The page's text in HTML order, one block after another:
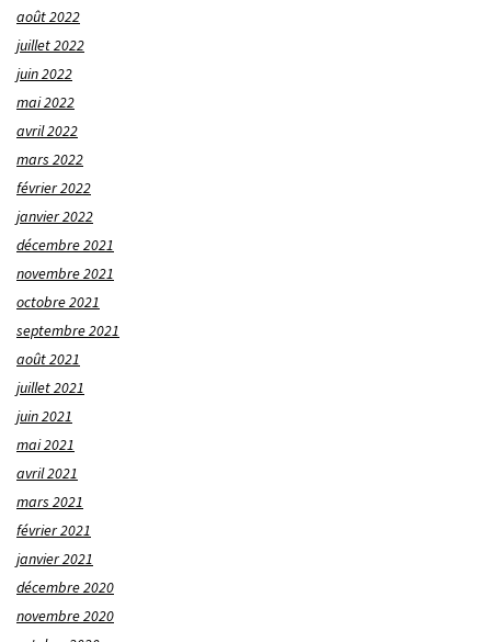
août 2022
juillet 2022
juin 2022
mai 2022
avril 2022
mars 2022
février 2022
janvier 2022
décembre 2021
novembre 2021
octobre 2021
septembre 2021
août 2021
juillet 2021
juin 2021
mai 2021
avril 2021
mars 2021
février 2021
janvier 2021
décembre 2020
novembre 2020